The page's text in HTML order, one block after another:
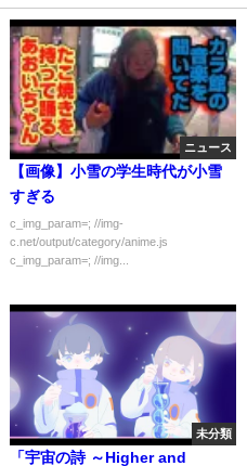
ニュース
【画像】小雪の学生時代が小雪
すぎる
c_img_param=; //img-
c.net/output/category/anime.js
c_img_param=; //img...
未分類
「宇宙の詩 ～Higher and